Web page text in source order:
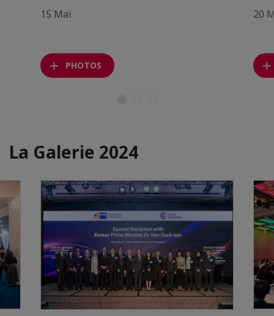
15 Mai
PHOTOS
20
La Galerie 2024